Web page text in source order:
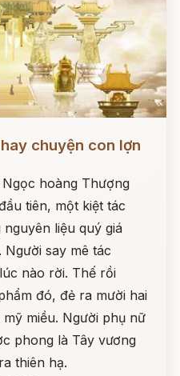
chuyện con lợn
hoàng Thượng
tiên, một kiệt tác
liệu quý giá
say mê tác
nào rời. Thế rồi
đó, đẻ ra mười hai
miều. Người phụ nữ
phong là Tây vương
thiên hạ.